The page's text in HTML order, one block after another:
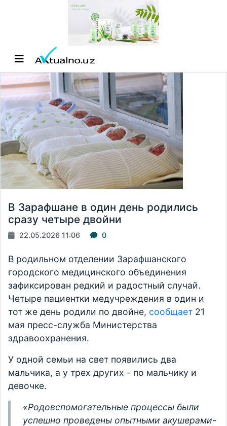
В Зарафшане в один день родились
сразу четыре двойни
22.05.2026 11:06 0
В родильном отделении Зарафшанского
городского медицинского объединения
зафиксирован редкий и радостный случай.
Четыре пациентки медучреждения в один и
тот же день родили по двойне, сообщает 21
мая пресс-служба Министерства
здравоохранения.
У одной семьи на свет появились два
мальчика, а у трех других - по мальчику и
девочке.
«Родовспомогательные процессы были
успешно проведены опытными акушерами-